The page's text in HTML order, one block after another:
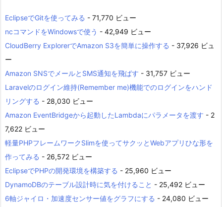
EclipseでGitを使ってみる - 71,770 ビュー
ncコマンドをWindowsで使う - 42,949 ビュー
CloudBerry ExplorerでAmazon S3を簡単に操作する - 37,926 ビュ
ー
Amazon SNSでメールとSMS通知を飛ばす - 31,757 ビュー
Laravelのログイン維持(Remember me)機能でのログインをハンド
リングする - 28,030 ビュー
Amazon EventBridgeから起動したLambdaにパラメータを渡す - 2
7,622 ビュー
軽量PHPフレームワークSlimを使ってサクッとWebアプリひな形を
作ってみる - 26,572 ビュー
EclipseでPHPの開発環境を構築する - 25,960 ビュー
DynamoDBのテーブル設計時に気を付けること - 25,492 ビュー
6軸ジャイロ・加速度センサー値をグラフにする - 24,080 ビュー